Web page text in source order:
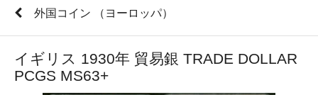
外国コイン （ヨーロッパ）
イギリス 1930年 貿易銀 TRADE DOLLAR
PCGS MS63+